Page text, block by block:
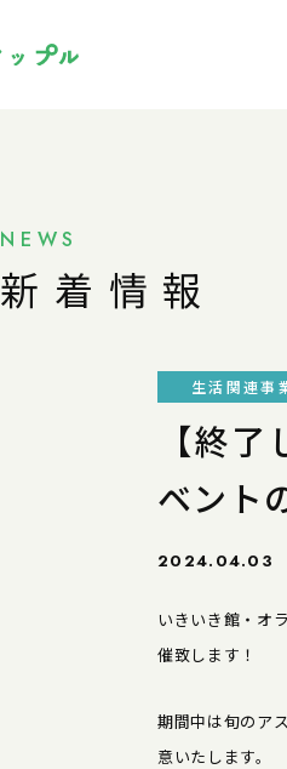
NEWS
新着情報
生活関連事
【終
ベント
2024.04.03
いきいき館・オ
催致します！
期間中は旬のア
意いたします。